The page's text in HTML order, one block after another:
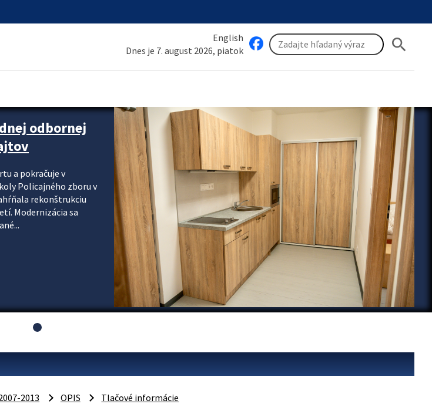
English
Dnes je 7. august 2026, piatok
search
odbornej
a pokračuje v
Policajného zboru v
rekonštrukciu
Modernizácia sa
2013 OPIS Tlačové informácie